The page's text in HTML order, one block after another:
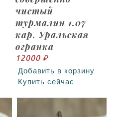
чистый
турмалин 1.07
кар. Уральская
огранка
12000 ₽
Добавить в корзину
Купить сейчас